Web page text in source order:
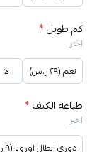
كم طويل*
اختر
نعم (٢٩ ر.س) لا
طباعة الكتف*
اختر
دوري ابطال اوروبا (٩ ر.س)